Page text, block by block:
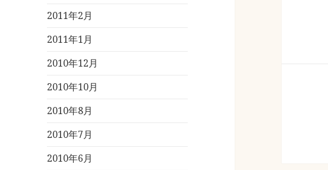
2011年2月
2011年1月
2010年12月
2010年10月
2010年8月
2010年7月
2010年6月